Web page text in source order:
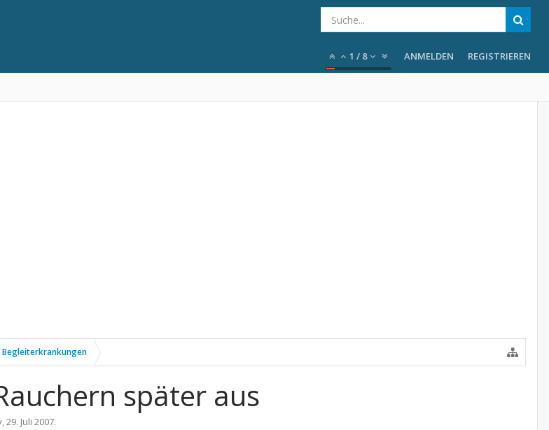
1 / 8 ANMELDEN REGISTRIEREN
Begleiterkrankungen
später aus
,29. Juli 2007.